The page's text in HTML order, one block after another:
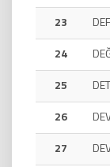
23
24
25
26
27